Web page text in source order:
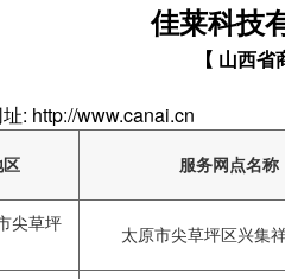
佳莱科技
【 山西省
: http://www.canai.cn
服务网点名称
尖草坪
太原市尖草坪区兴集